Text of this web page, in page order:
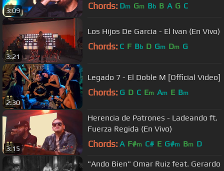
3:09 Chords: Dm Gm Bb B A G C
3:21
Los Hijos De Garcia - El Ivan (En Vivo)
Chords: C F Bb D Gm Dm G
2:30
Legado 7 - El Doble M [Official Video]
Chords: G D C Em Am E Bm
3:15
Herencia de Patrones - Ladeando ft.
Fuerza Regida (En Vivo)
Chords: A F#m C# E G#m Bm D
"Ando Bien" Omar Ruiz feat. Gerardo